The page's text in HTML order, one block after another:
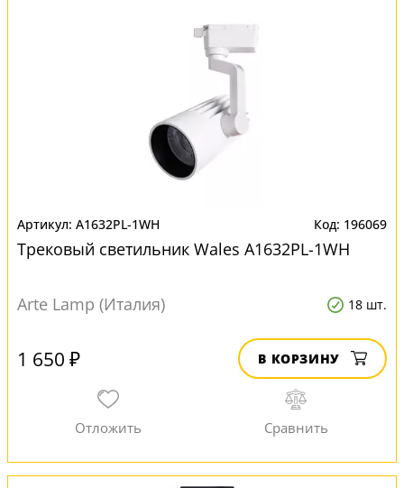
A1632PL-1WH 196069
Трековый светильник Wales A1632PL-1WH
Arte Lamp (Италия) 18 шт.
1 650 ₽ В КОРЗИНУ